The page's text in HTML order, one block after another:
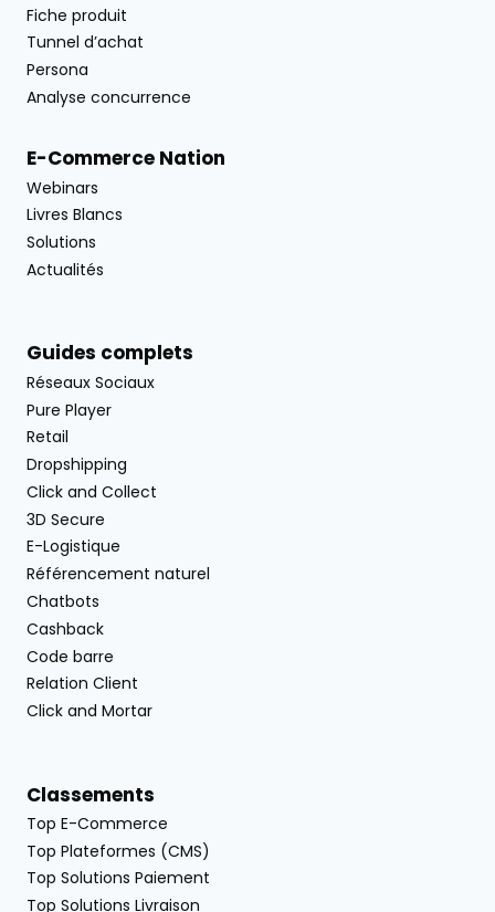
Fiche produit
Tunnel d’achat
Persona
Analyse concurrence
E-Commerce Nation
Webinars
Livres Blancs
Solutions
Actualités
Guides complets
Réseaux Sociaux
Pure Player
Retail
Dropshipping
Click and Collect
3D Secure
E-Logistique
Référencement naturel
Chatbots
Cashback
Code barre
Relation Client
Click and Mortar
Classements
Top E-Commerce
Top Plateformes (CMS)
Top Solutions Paiement
Top Solutions Livraison